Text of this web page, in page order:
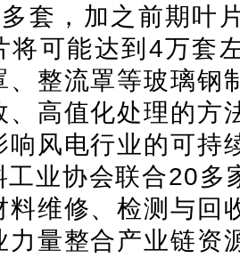
套，加之前期叶
将可能达到4万套
、整流罩等玻璃钢
、高值化处理的方
响风电行业的可持
工业协会联合20多
料维修、检测与回
力量整合产业链资